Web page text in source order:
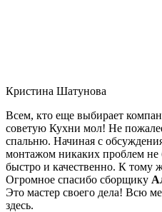
Кристина Шатунова
Всем, кто еще выбирает
советую Кухни мол! Не
спальню. Начиная с
монтажом никаких проблем не
быстро и качественно. К тому
Огромное спасибо сборщику
Это мастер своего дела! Всю
здесь.